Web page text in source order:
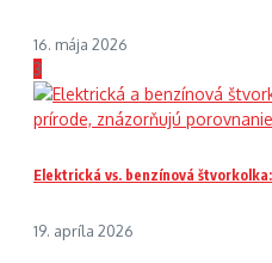
16. mája 2026
3
Elektrická vs. benzínová
19. apríla 2026